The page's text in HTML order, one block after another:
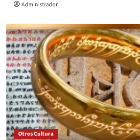
Administrador
Otros Cultura